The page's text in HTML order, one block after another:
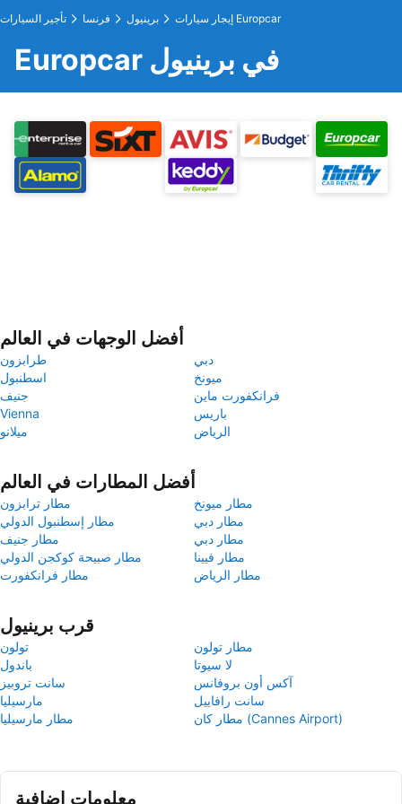
تأجير السيارات فرنسا برينيول إيجار سيارات Europcar
Europcar في برينيول
أفضل الوجهات في العالم
طرابزون
دبي
اسطنبول
ميونخ
جنيف
فرانكفورت ماين
Vienna
باريس
ميلانو
الرياض
أفضل المطارات في العالم
مطار ترابزون
مطار ميونخ
مطار إسطنبول الدولي
مطار دبي
مطار جنيف
مطار دبي
مطار صبيحة كوكجن الدولي
مطار فيينا
مطار فرانكفورت
مطار الرياض
قرب برينيول
تولون
مطار تولون
باندول
لا سيوتا
سانت تروبيز
آكس أون بروفانس
مارسيليا
سانت رافاييل
مطار مارسيليا
مطار كان (Cannes Airport)
معلومات إضافية